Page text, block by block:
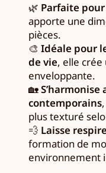
🌿 Parfaite
apporte une
pièces.
🎨 Idéale pour
de vie, elle
enveloppante.
🏡
contemporains
plus texturé
💨 Laisse
formation de
environnement